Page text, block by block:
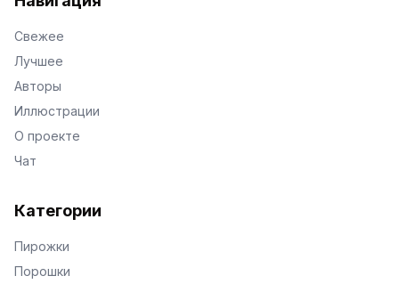
Свежее
Лучшее
Авторы
Иллюстрации
О проекте
Чат
Категории
Пирожки
Порошки